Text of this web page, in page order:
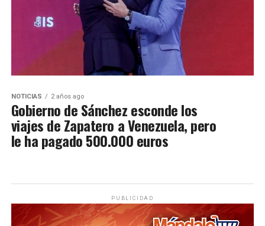
NOTICIAS 2 años ago
Gobierno de Sánchez esconde los
viajes de Zapatero a Venezuela, pero
le ha pagado 500.000 euros
PUBLICIDAD